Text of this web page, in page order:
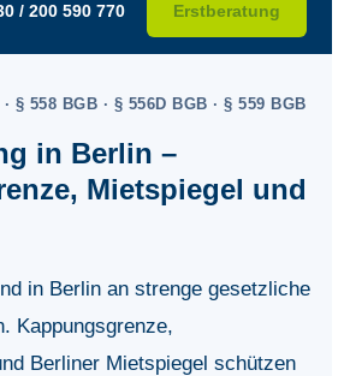
/ 200 590 770 Erstberatung
§ 558 BGB · § 556D BGB · § 559 BGB
in Berlin –
Mietspiegel und
in Berlin an strenge gesetzliche
Kappungsgrenze,
Berliner Mietspiegel schützen